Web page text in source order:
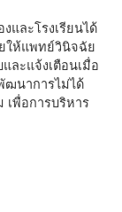
และโรงเรียนได้
ให้แพทย์วินิจฉัย
ละแจ้งเตือนเมื่อ
ฒนาการไม่ได้
เพื่อการบริหาร